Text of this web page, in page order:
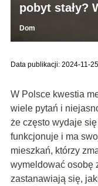
pobyt stały?
Dom
Data publikacji: 2024-11-25
W Polsce kwestia
wiele pytań i
że często wydaje się
funkcjonuje i ma
mieszkań, którzy
wymeldować osobę
zastanawiają się,